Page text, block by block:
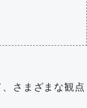
さまざまな観点